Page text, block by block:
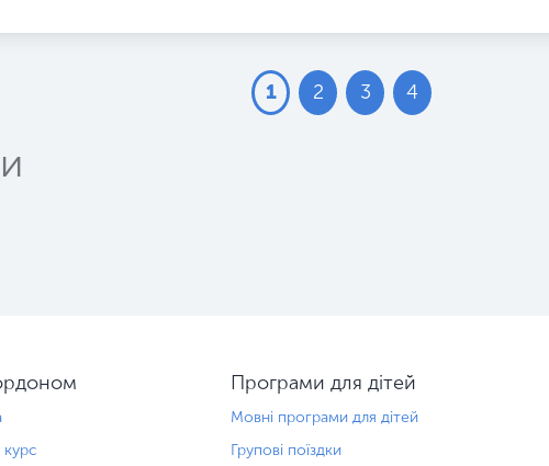
1 2 3 4
курс
Програми для дітей
Мовні програми для дітей
Групові поїздки